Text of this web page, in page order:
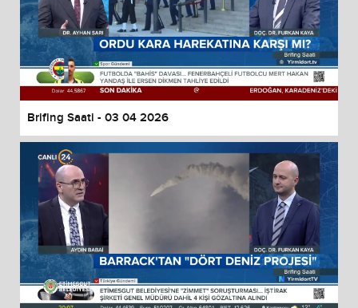
Brifing Saati - 03 04 2026